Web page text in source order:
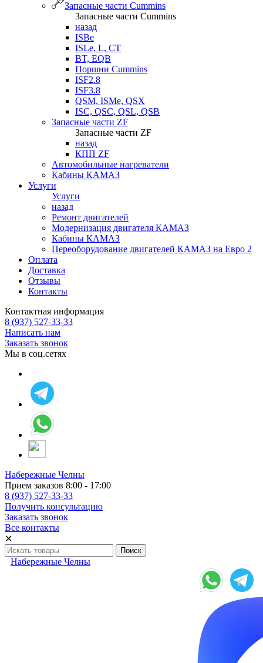
Запасные части Cummins
Запасные части Cummins
назад
ISBe
ISLe, L, CT
BT, EQB
Поршни Cummins
ISF2.8
ISF3.8
QSM, ISMe, QSX
ISC, QSC, QSL, QSB
Запасные части ZF
Запасные части ZF
назад
КПП ZF
Автомобильные нагреватели
Кабины КАМАЗ
Услуги
Услуги
назад
Ремонт двигателей
Модернизация двигателя КАМАЗ
Кабины КАМАЗ
Переоборудование двигателей КАМАЗ на Евро 2
Оплата
Доставка
Отзывы
Контакты
Контактная информация
8 (937) 527-33-33
Написать нам
Заказать звонок
Мы в соц.сетях
Набережные Челны
Прием заказов 8:00 - 17:00
8 (937) 527-33-33
Получить консультацию
Заказать звонок
Все контакты
✕
Набережные Челны